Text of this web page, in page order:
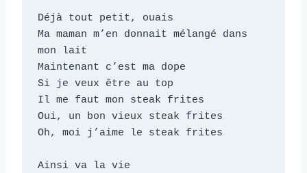
Déjà tout petit, ouais
Ma maman m’en donnait mélangé dans
mon lait
Maintenant c’est ma dope
Si je veux être au top
Il me faut mon steak frites
Oui, un bon vieux steak frites
Oh, moi j’aime le steak frites
Ainsi va la vie